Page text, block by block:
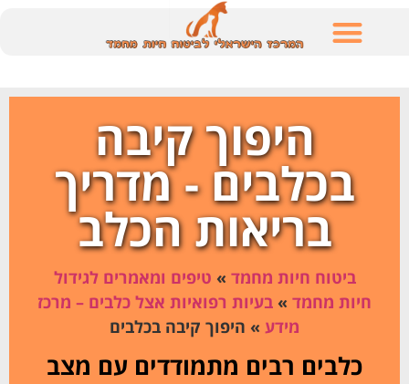
היפוך קיבה
בכלבים - מדריך
בריאות הכלב
ביטוח חיות מחמד » טיפים ומאמרים לגידול
חיות מחמד » בעיות רפואיות אצל כלבים – מרכז
מידע » היפוך קיבה בכלבים
כלבים רבים מתמודדים עם מצב